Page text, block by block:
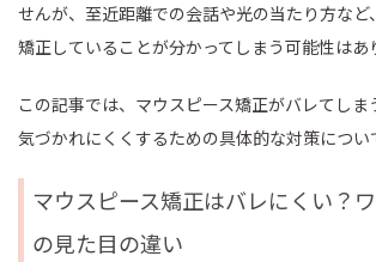
せんが、至近距離での会話や光の当たり方な
矯正していることが分かってしまう可能性はあ
この記事では、マウスピース矯正がバレてしま
気づかれにくくするための具体的な対策につい
マウスピース矯正はバレにくい？
の見た目の違い